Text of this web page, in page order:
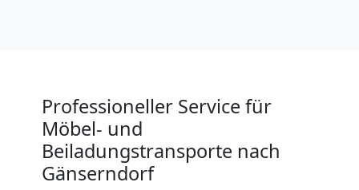
Professioneller Service für
Möbel- und
Beiladungstransporte nach
Gänserndorf
LKW